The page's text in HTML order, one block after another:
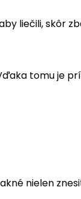
liečili, skôr
tomu je
nielen